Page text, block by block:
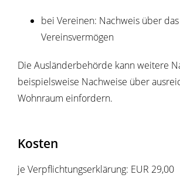
bei Vereinen: Nachweis über das
Vereinsvermögen
Die Ausländerbehörde kann weitere
beispielsweise Nachweise über
Wohnraum einfordern.
Kosten
je Verpflichtungserklärung: EUR 29,00